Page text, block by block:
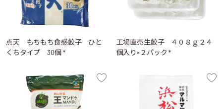
点天 もちもち食感餃子 ひと
くちタイプ 30個 *
工場直売生餃子 ４０８ｇ２４
個入り×２パック *